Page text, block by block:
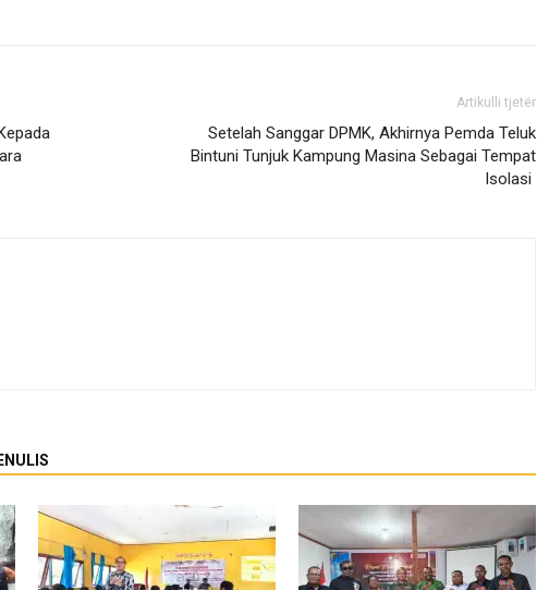
Artikulli tjetër
Setelah Sanggar DPMK, Akhirnya Pemda Teluk
Bintuni Tunjuk Kampung Masina Sebagai Tempat
Isolasi